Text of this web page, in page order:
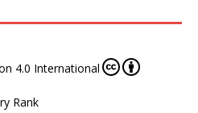
4.0 International